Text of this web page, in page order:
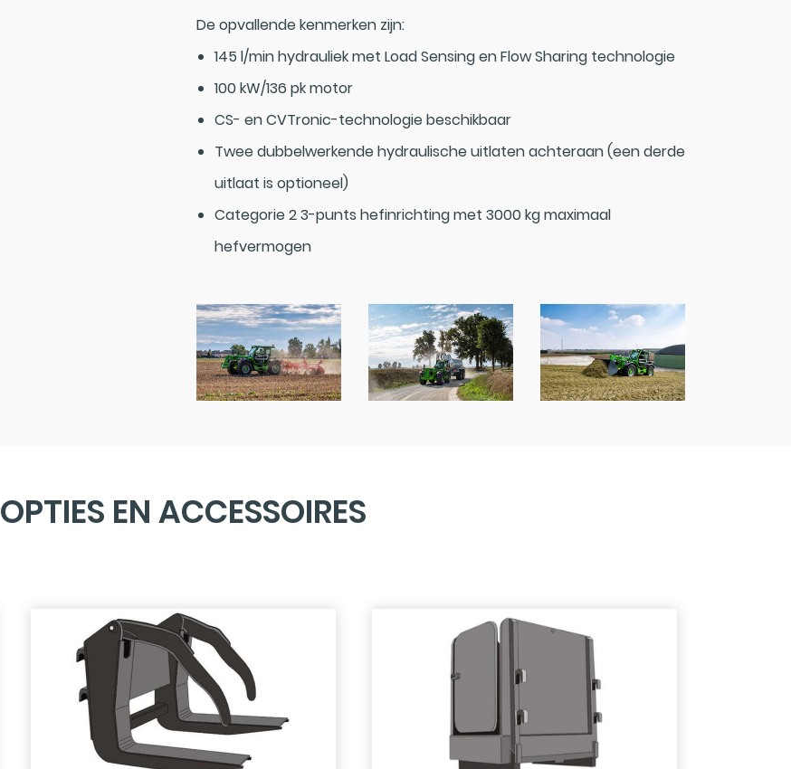
De opvallende kenmerken zijn:
145 l/min hydrauliek met Load Sensing en Flow Sharing technologie
100 kW/136 pk motor
CS- en CVTronic-technologie beschikbaar
Twee dubbelwerkende hydraulische uitlaten achteraan (een derde
uitlaat is optioneel)
Categorie 2 3-punts hefinrichting met 3000 kg maximaal
hefvermogen
OPTIES EN ACCESSOIRES